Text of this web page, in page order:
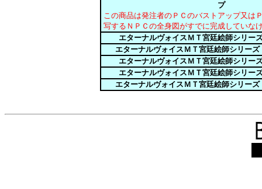
プ
この商品は発注者のＰＣのバストアップ又は
写するＮＰＣの全身図がすでに完成していな
エターナルヴォイスＭＴ宮廷絵師シリー
エターナルヴォイスＭＴ宮廷絵師シリー
エターナルヴォイスＭＴ宮廷絵師シリー
エターナルヴォイスＭＴ宮廷絵師シリー
エターナルヴォイスＭＴ宮廷絵師シリー